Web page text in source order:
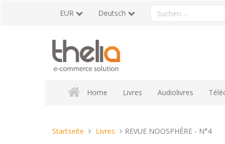
EUR Deutsch
Ein
Produkt
Home Livres Audiolivres
Sie
Startseite Livres REVUE NOOSPHÈRE - N°4